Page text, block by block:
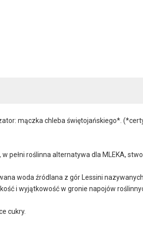
mączka chleba świętojańskiego*.
pełni roślinna alternatywa dla MLEKA,
woda źródlana z gór Lessini
i wyjątkowość w gronie napojów
cukry.